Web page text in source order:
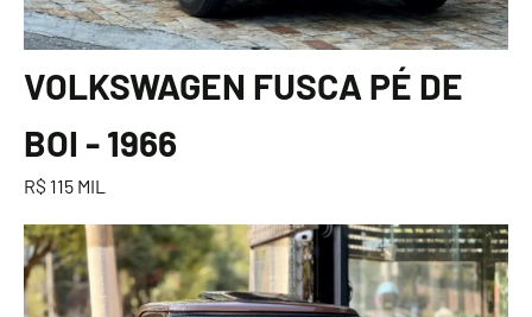
VOLKSWAGEN FUSCA PÉ DE
BOI - 1966
R$ 115 MIL